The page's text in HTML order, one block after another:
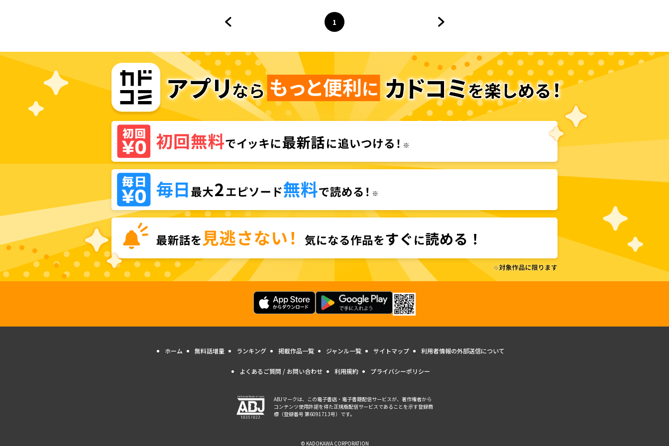
ページ
1
へ
ホーム 無料話増量 ランキング 掲載作品一覧 ジャンル一覧 サイトマップ 利用者情報の外部送信について
よくあるご質問 / お問い合わせ 利用規約 プライバシーポリシー
ABJマークは、この電子書店・電子書籍配信サービスが、著作権者から
コンテンツ使用許諾を得た正規版配信サービスであることを示す登録商
標（登録番号 第6091713号）です。
© KADOKAWA CORPORATION